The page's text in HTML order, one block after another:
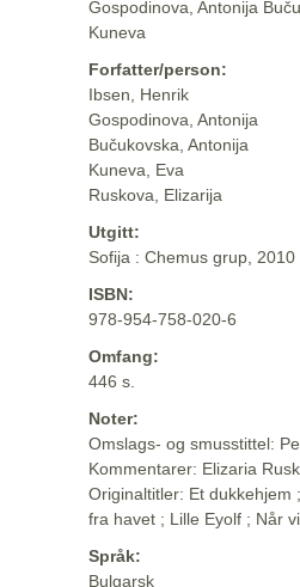
Gospodinova, Antonija
Kuneva
Forfatter/person:
Ibsen, Henrik
Gospodinova, Antonija
Bučukovska, Antonija
Kuneva, Eva
Ruskova, Elizarija
Utgitt:
Sofija : Chemus grup, 2010
ISBN:
978-954-758-020-6
Omfang:
446 s.
Noter:
Omslags- og smusstittel:
Kommentarer: Elizaria
Originaltitler: Et dukkehjem
fra havet ; Lille Eyolf ; Når
Språk:
Bulgarsk